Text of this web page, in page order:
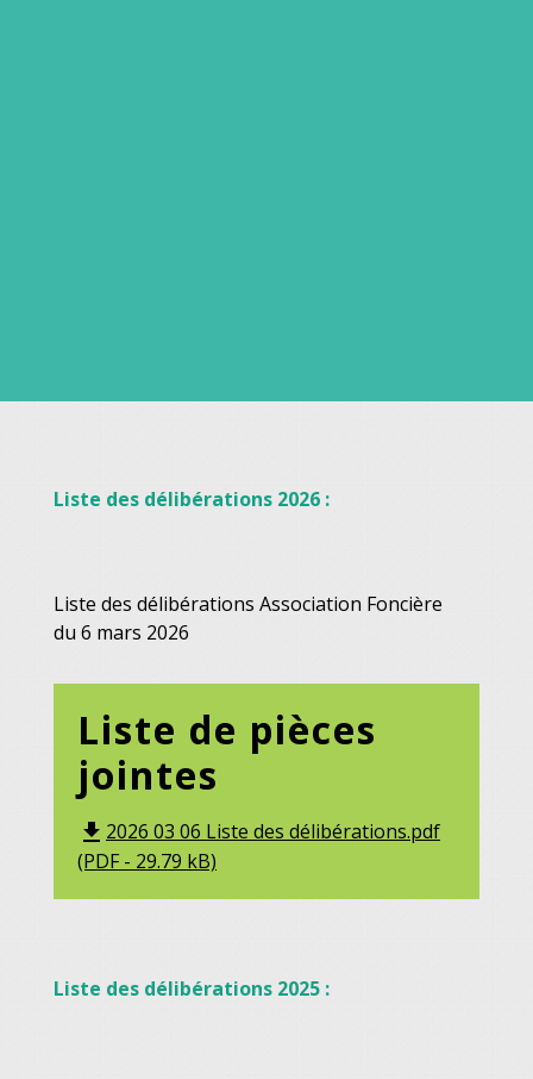
Liste des délibérations 2026 :
Liste des délibérations Association Foncière
du 6 mars 2026
Liste de pièces
jointes
file_download 2026 03 06 Liste des délibérations.pdf
(PDF - 29.79 kB)
Liste des délibérations 2025 :